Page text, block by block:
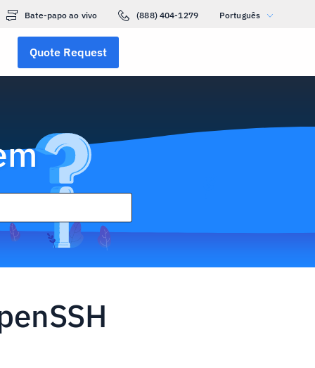
Bate-papo ao vivo (888) 404-1279 Português
Quote Request